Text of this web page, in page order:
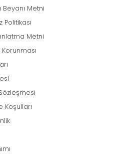
Beyanı Metni
Politikası
Metni